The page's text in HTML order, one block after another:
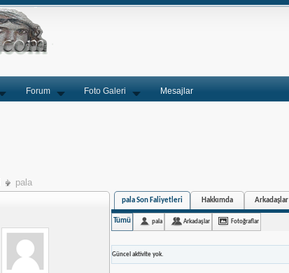
Forum Foto Galeri Mesajlar
pala
pala Son Faliyetleri Hakkımda Arkadaşlar
Tümü pala Arkadaşlar Fotoğraflar
Güncel aktivite yok.